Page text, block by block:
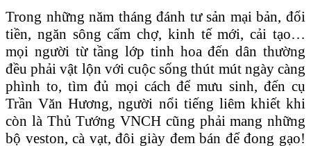
Trong những năm tháng đánh tư sản mại bản, đổi
tiền, ngăn sông cấm chợ, kinh tế mới, cải tạo…
mọi người từ tầng lớp tinh hoa đến dân thường
đều phải vật lộn với cuộc sống thút mút ngày càng
phình to, tìm đủ mọi cách để mưu sinh, đến cụ
Trần Văn Hương, người nổi tiếng liêm khiết khi
còn là Thủ Tướng VNCH cũng phải mang những
bộ veston, cà vạt, đôi giày đem bán để đong gạo!